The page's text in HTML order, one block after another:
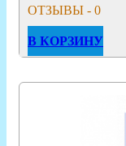
ОТЗЫВЫ - 0
В КОРЗИНУ